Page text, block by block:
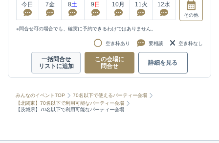
今日 7金 8土 9 日 10月 11 火 12水
その他
※問合せ可の場合でも、確実に予約できるわけではありません。
空き枠あり 要相談 空き枠なし
一括問合せ
リストに追加
この会場に
問合せ
詳細を見る
みんなのイベントTOP
70名以下で使えるパーティー会場
【北関東】70名以下で利用可能なパーティー会場
【茨城県】70名以下で利用可能なパーティー会場